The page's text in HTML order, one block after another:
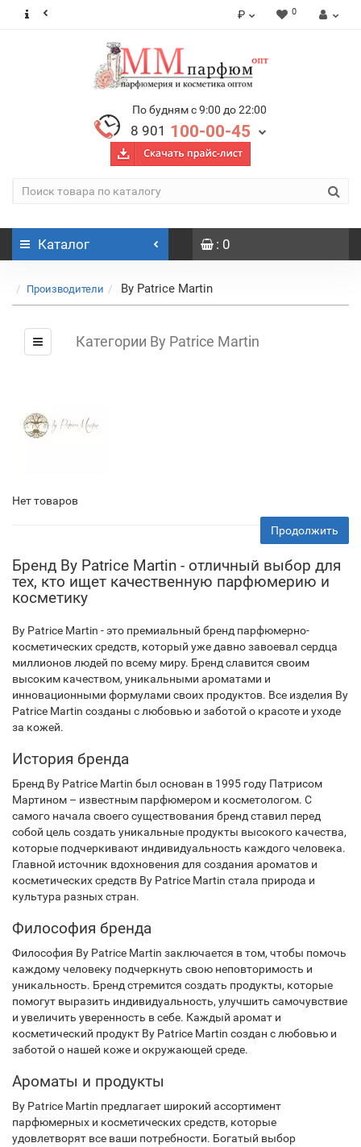
₽ 0
По будням с 9:00 до 22:00
8 901 100-00-45
Каталог : 0
Производители By Patrice Martin
Категории By Patrice Martin
Нет товаров
Продолжить
Бренд By Patrice Martin - отличный выбор для
тех, кто ищет качественную парфюмерию и
косметику
By Patrice Martin - это премиальный бренд парфюмерно-
косметических средств, который уже давно завоевал сердца
миллионов людей по всему миру. Бренд славится своим
высоким качеством, уникальными ароматами и
инновационными формулами своих продуктов. Все изделия By
Patrice Martin созданы с любовью и заботой о красоте и уходе
за кожей.
История бренда
Бренд By Patrice Martin был основан в 1995 году Патрисом
Мартином – известным парфюмером и косметологом. С
самого начала своего существования бренд ставил перед
собой цель создать уникальные продукты высокого качества,
которые подчеркивают индивидуальность каждого человека.
Главной источник вдохновения для создания ароматов и
косметических средств By Patrice Martin стала природа и
культура разных стран.
Философия бренда
Философия By Patrice Martin заключается в том, чтобы помочь
каждому человеку подчеркнуть свою неповторимость и
уникальность. Бренд стремится создать продукты, которые
помогут выразить индивидуальность, улучшить самочувствие
и увеличить уверенность в себе. Каждый аромат и
косметический продукт By Patrice Martin создан с любовью и
заботой о нашей коже и окружающей среде.
Ароматы и продукты
By Patrice Martin предлагает широкий ассортимент
парфюмерных и косметических средств, которые
удовлетворят все ваши потребности. Богатый выбор